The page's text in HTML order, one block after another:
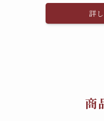
詳
商